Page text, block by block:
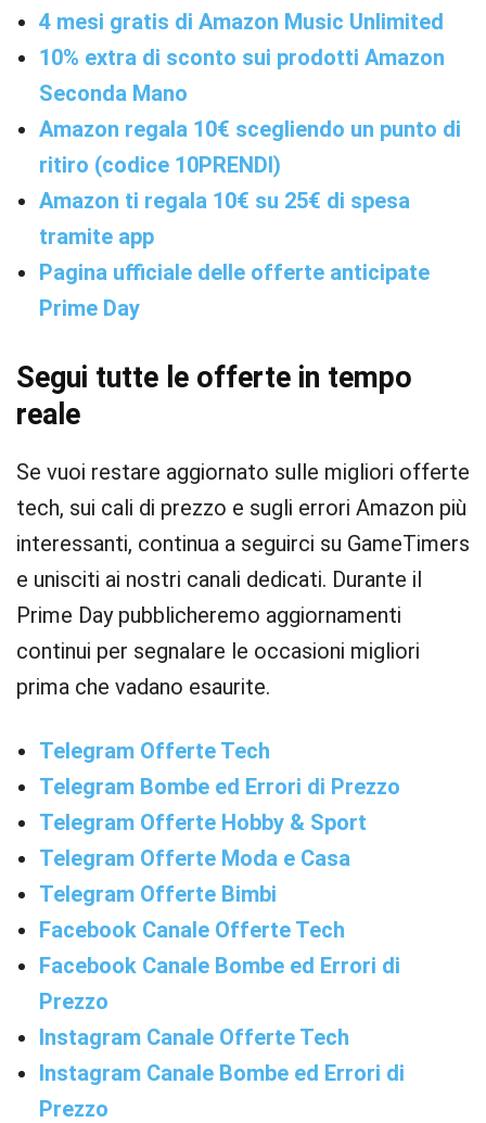
4 mesi gratis di Amazon Music Unlimited
10% extra di sconto sui prodotti Amazon
Seconda Mano
Amazon regala 10€ scegliendo un punto di
ritiro (codice 10PRENDI)
Amazon ti regala 10€ su 25€ di spesa
tramite app
Pagina ufficiale delle offerte anticipate
Prime Day
Segui tutte le offerte in tempo
reale
Se vuoi restare aggiornato sulle migliori offerte
tech, sui cali di prezzo e sugli errori Amazon più
interessanti, continua a seguirci su GameTimers
e unisciti ai nostri canali dedicati. Durante il
Prime Day pubblicheremo aggiornamenti
continui per segnalare le occasioni migliori
prima che vadano esaurite.
Telegram Offerte Tech
Telegram Bombe ed Errori di Prezzo
Telegram Offerte Hobby & Sport
Telegram Offerte Moda e Casa
Telegram Offerte Bimbi
Facebook Canale Offerte Tech
Facebook Canale Bombe ed Errori di
Prezzo
Instagram Canale Offerte Tech
Instagram Canale Bombe ed Errori di
Prezzo